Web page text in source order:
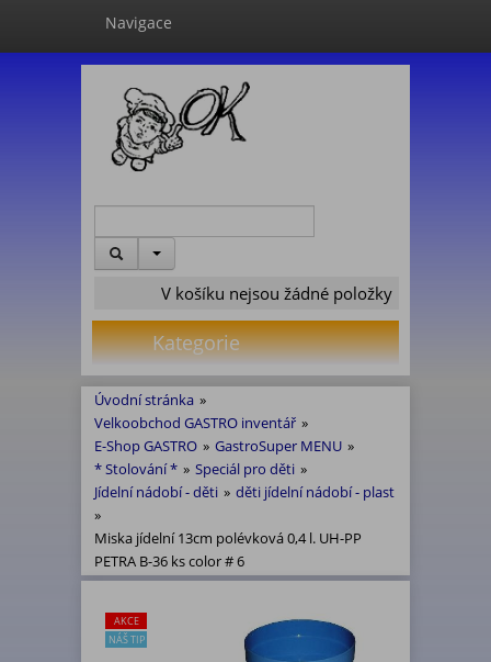
Navigace
V košíku nejsou žádné položky
Kategorie
Úvodní stránka »
Velkoobchod GASTRO inventář »
E-Shop GASTRO » GastroSuper MENU »
* Stolování * » Speciál pro děti »
Jídelní nádobí - děti » děti jídelní nádobí - plast
»
Miska jídelní 13cm polévková 0,4 l. UH-PP
PETRA B-36 ks color # 6
AKCE
NÁŠ TIP